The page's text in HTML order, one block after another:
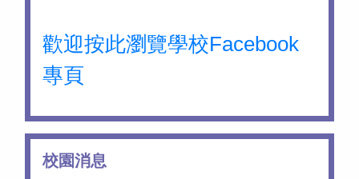
歡迎按此瀏覽學校Facebook
專頁
校園消息